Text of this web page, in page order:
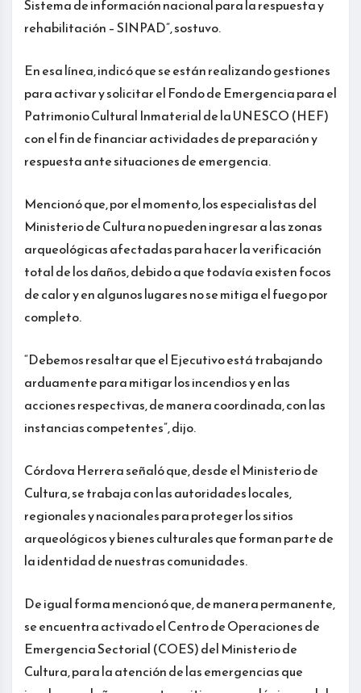
Sistema de información nacional para la respuesta y
rehabilitación – SINPAD”, sostuvo.
En esa línea, indicó que se están realizando gestiones
para activar y solicitar el Fondo de Emergencia para el
Patrimonio Cultural Inmaterial de la UNESCO (HEF)
con el fin de financiar actividades de preparación y
respuesta ante situaciones de emergencia.
Mencionó que, por el momento, los especialistas del
Ministerio de Cultura no pueden ingresar a las zonas
arqueológicas afectadas para hacer la verificación
total de los daños, debido a que todavía existen focos
de calor y en algunos lugares no se mitiga el fuego por
completo.
“Debemos resaltar que el Ejecutivo está trabajando
arduamente para mitigar los incendios y en las
acciones respectivas, de manera coordinada, con las
instancias competentes”, dijo.
Córdova Herrera señaló que, desde el Ministerio de
Cultura, se trabaja con las autoridades locales,
regionales y nacionales para proteger los sitios
arqueológicos y bienes culturales que forman parte de
la identidad de nuestras comunidades.
De igual forma mencionó que, de manera permanente,
se encuentra activado el Centro de Operaciones de
Emergencia Sectorial (COES) del Ministerio de
Cultura, para la atención de las emergencias que